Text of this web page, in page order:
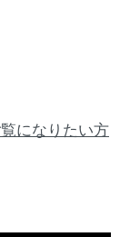
になりたい方